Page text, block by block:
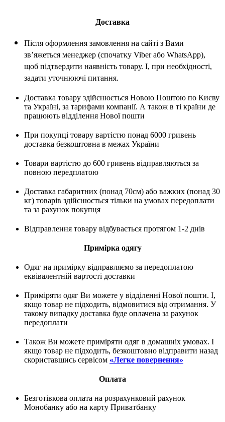
Доставка
Після оформлення замовлення на сайті з Вами
зв’яжеться менеджер (спочатку Viber або WhatsApp),
щоб підтвердити наявність товару. І, при необхідності,
задати уточнюючі питання.
Доставка товару здійснюється Новою Поштою по Києву
та Україні, за тарифами компанії. А також в ті країни де
працюють відділення Нової пошти
При покупці товару вартістю понад 6000 гривень
доставка безкоштовна в межах України
Товари вартістю до 600 гривень відправляються за
повною передплатою
Доставка габаритних (понад 70см) або важких (понад 30
кг) товарів здійснюється тільки на умовах передоплати
та за рахунок покупця
Відправлення товару відбувається протягом 1-2 днів
Примірка одягу
Одяг на примірку відправляємо за передоплатою
еквівалентній вартості доставки
Приміряти одяг Ви можете у відділенні Нової пошти. І,
якщо товар не підходить, відмовитися від отримання. У
такому випадку доставка буде оплачена за рахунок
передоплати
Також Ви можете приміряти одяг в домашніх умовах. І
якщо товар не підходить, безкоштовно відправити назад
скориставшись сервісом «Легке повернення»
Оплата
Безготівкова оплата на розрахунковий рахунок
Монобанку або на карту Приватбанку